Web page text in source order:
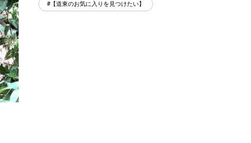
【道東のお気に入りを見つけたい】